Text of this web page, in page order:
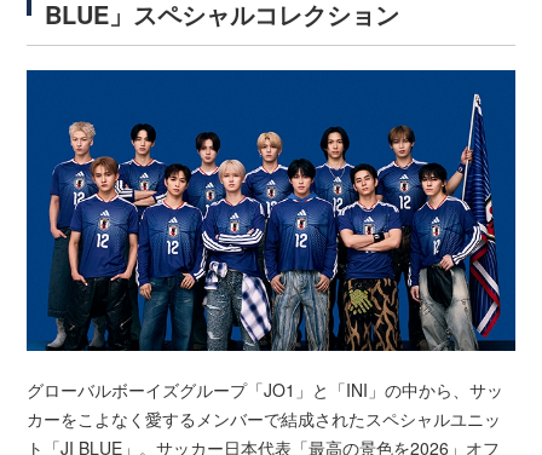
BLUE」スペシャルコレクション
グローバルボーイズグループ「JO1」と「INI」の中から、サッ
カーをこよなく愛するメンバーで結成されたスペシャルユニッ
ト「JI BLUE」。サッカー日本代表「最高の景色を2026」オフ